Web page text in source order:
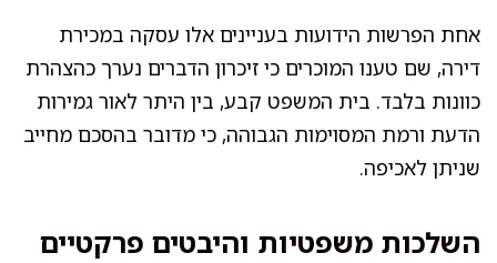
אחת הפרשות הידועות בעניינים אלו עסקה במכירת
דירה, שם טענו המוכרים כי זיכרון הדברים נערך כהצהרת
כוונות בלבד. בית המשפט קבע, בין היתר לאור גמירות
הדעת ורמת המסוימות הגבוהה, כי מדובר בהסכם מחייב
שניתן לאכיפה.
השלכות משפטיות והיבטים פרקטיים